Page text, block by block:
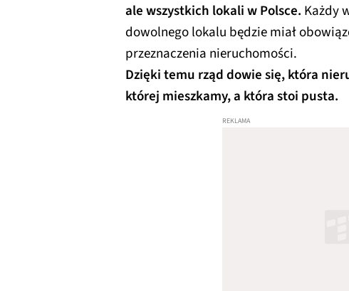
ale wszystkich lokali w Polsce. Każdy
dowolnego lokalu będzie miał
przeznaczenia nieruchomości.
Dzięki temu rząd dowie się, która
której mieszkamy, a która stoi pusta.